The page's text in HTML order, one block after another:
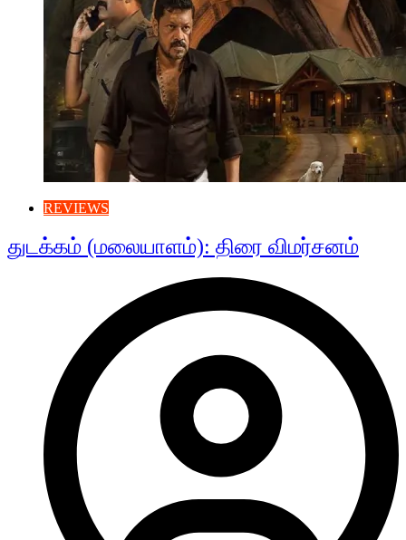
REVIEWS
துடக்கம் (மலையாளம்): திரை விமர்சனம்